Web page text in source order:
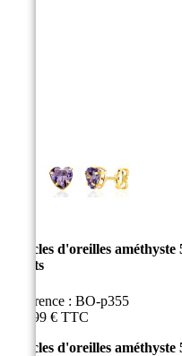
Boucles d'oreilles
carats
Référence : BO-p355
229,99 € TTC
Boucles d'oreilles